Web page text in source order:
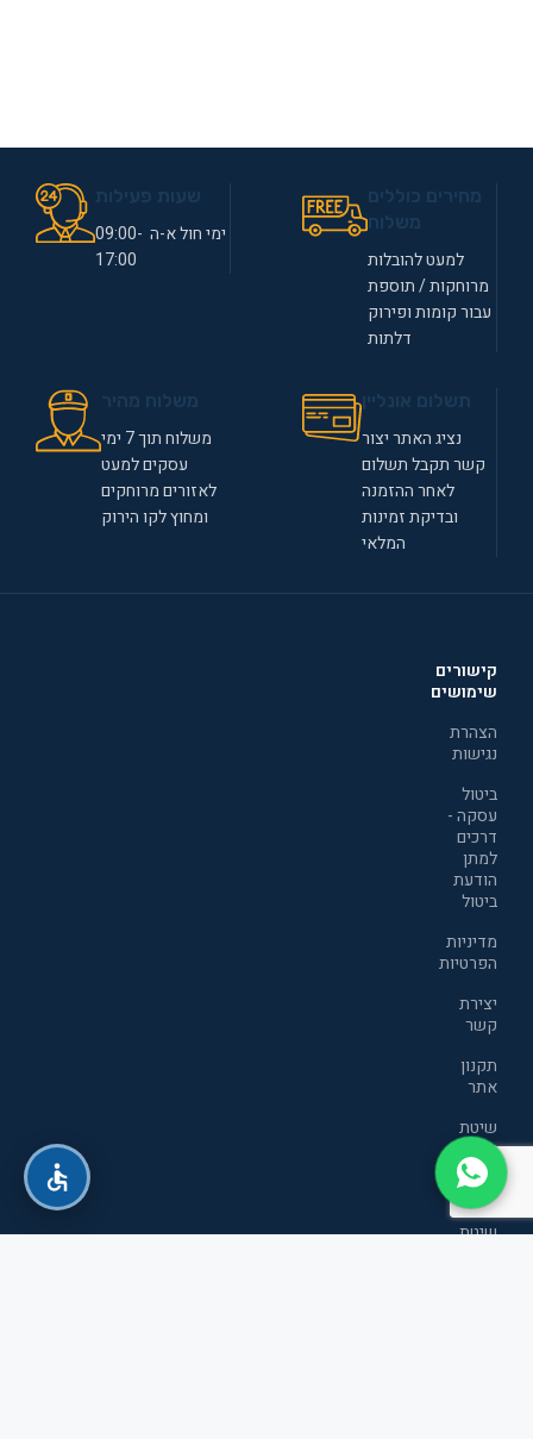
למעט להובלות
מרוחקות / תוספת
עבור קומות ופירוק
דלתות
ימי חול א-ה 09:00-
17:00
נציג האתר יצור
קשר תקבל תשלום
לאחר ההזמנה
ובדיקת זמינות
המלאי
משלוח תוך 7 ימי
עסקים למעט
לאזורים מרוחקים
ומחוץ לקו הירוק
קישורים
שימושים
הצהרת
נגישות
ביטול
עסקה -
דרכים
למתן
הודעת
ביטול
מדיניות
הפרטיות
יצירת
קשר
תקנון
אתר
שיטת
דירוג
אנרגטי
חדשה
שיטת